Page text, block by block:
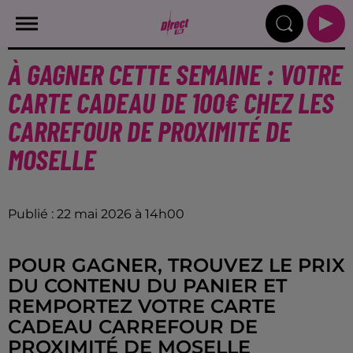
À GAGNER CETTE SEMAINE : VOTRE
CARTE CADEAU DE 100€ CHEZ LES
CARREFOUR DE PROXIMITÉ DE
MOSELLE
Publié : 22 mai 2026 à 14h00
POUR GAGNER, TROUVEZ LE PRIX
DU CONTENU DU PANIER ET
REMPORTEZ VOTRE CARTE
CADEAU CARREFOUR DE
PROXIMITÉ DE MOSELLE